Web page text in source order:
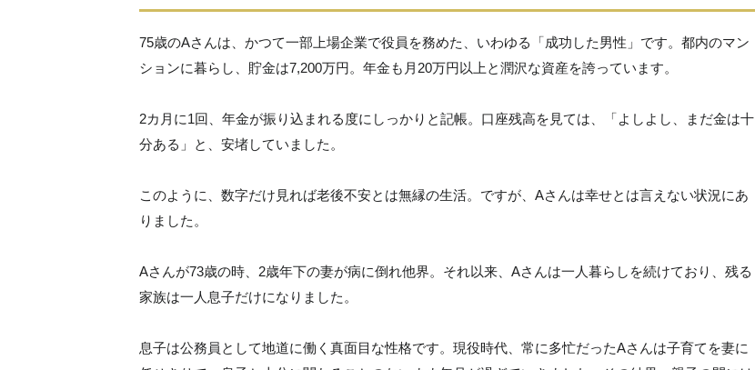
75歳のAさんは、かつて一部上場企業で役員を務めた、いわゆる「成功した男性」です。都内のマン
ションに暮らし、貯金は7,200万円。年金も月20万円以上と潤沢な資産を誇っています。
2カ月に1回、年金が振り込まれる度にしっかりと記帳。口座残高を見ては、「よしよし、まだ金は十
分ある」と、安堵していました。
このように、数字だけ見れば老後不安とは無縁の生活。ですが、Aさんは幸せとは言えない状況にあ
りました。
Aさんが73歳の時、2歳年下の妻が病に倒れ他界。それ以来、Aさんは一人暮らしを続けており、残る
家族は一人息子だけになりました。
息子は公務員として地道に働く真面目な性格です。現役時代、常に多忙だったAさんは子育てを妻に